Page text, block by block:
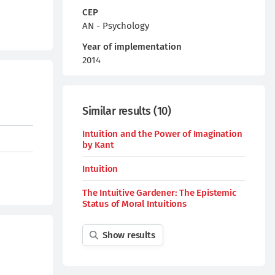
CEP
AN - Psychology
Year of implementation
2014
Similar results (10)
Intuition and the Power of Imagination
by Kant
Intuition
The Intuitive Gardener: The Epistemic
Status of Moral Intuitions
Show results